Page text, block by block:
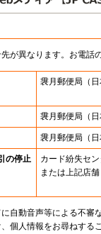
が異なります。お電話
袰月郵便局 （
袰月郵便局 （
袰月郵便局 （
の停止
カード紛失セ
または上記店舗
自動音声等による不審
個人情報をお尋ねする